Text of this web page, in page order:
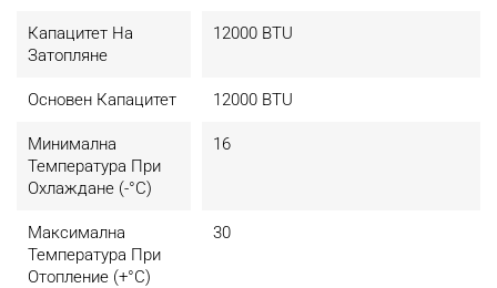
Капацитет На
Затопляне
12000 BTU
Основен Капацитет 12000 BTU
Минимална
Температура При
Охлаждане (-°C)
16
Максимална
Температура При
Отопление (+°C)
30